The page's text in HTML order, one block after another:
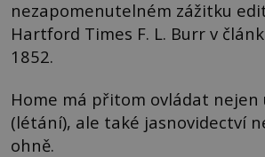
nezapomenutelném zážitku
Hartford Times F. L. Burr v
1852.
Home má přitom ovládat nejen
(létání), ale také jasnovidectví
ohně.